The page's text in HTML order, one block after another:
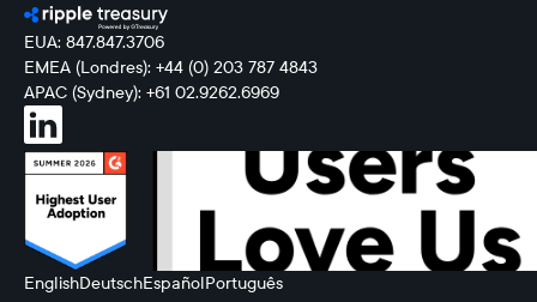
EUA: 847.847.3706
EMEA (Londres): +44 (0) 203 787 4843
APAC (Sydney): +61 02.9262.6969
EnglishDeutschEspañolPortuguês